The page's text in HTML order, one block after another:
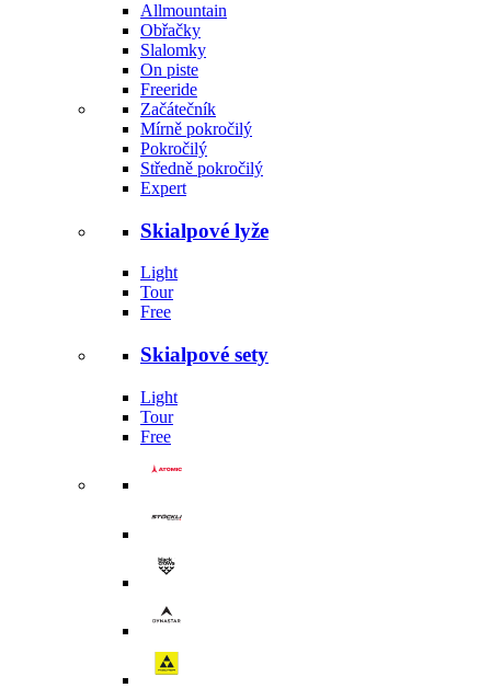
Allmountain
Obřačky
Slalomky
On piste
Freeride
Začátečník
Mírně pokročilý
Pokročilý
Středně pokročilý
Expert
Skialpové lyže
Light
Tour
Free
Skialpové sety
Light
Tour
Free